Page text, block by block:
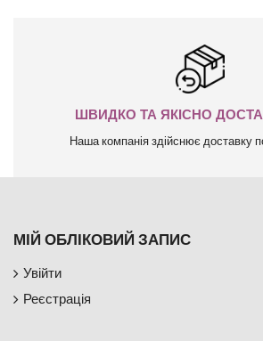
ШВИДКО ТА ЯКІСНО
Наша компанія здійснює доставку
МІЙ ОБЛІКОВИЙ ЗАПИС
Увійти
Реєстрація